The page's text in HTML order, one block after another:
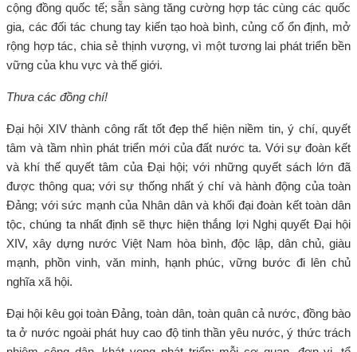
cộng đồng quốc tế; sẵn sàng tăng cường hợp tác cùng các quốc
gia, các đối tác chung tay kiến tạo hoà bình, củng cố ổn định, mở
rộng hợp tác, chia sẻ thịnh vượng, vì một tương lai phát triển bền
vững của khu vực và thế giới.
Thưa các đồng chí!
Đại hội XIV thành công rất tốt đẹp thể hiện niềm tin, ý chí, quyết
tâm và tầm nhìn phát triển mới của đất nước ta. Với sự đoàn kết
và khí thế quyết tâm của Đại hội; với những quyết sách lớn đã
được thông qua; với sự thống nhất ý chí và hành động của toàn
Đảng; với sức mạnh của Nhân dân và khối đại đoàn kết toàn dân
tộc, chúng ta nhất định sẽ thực hiện thắng lợi Nghị quyết Đại hội
XIV, xây dựng nước Việt Nam hòa bình, độc lập, dân chủ, giàu
mạnh, phồn vinh, văn minh, hạnh phúc, vững bước đi lên chủ
nghĩa xã hội.
Đại hội kêu gọi toàn Đảng, toàn dân, toàn quân cả nước, đồng bào
ta ở nước ngoài phát huy cao độ tinh thần yêu nước, ý thức trách